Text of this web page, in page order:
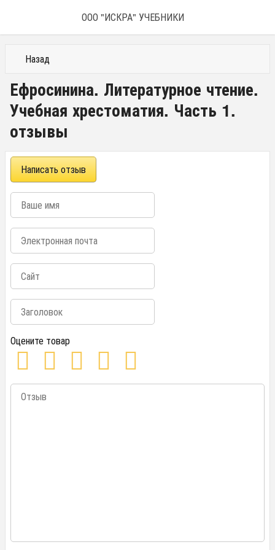
ООО "ИСКРА" УЧЕБНИКИ
Назад
Ефросинина. Литературное чтение.
Учебная хрестоматия. Часть 1.
отзывы
Написать отзыв
Оцените товар